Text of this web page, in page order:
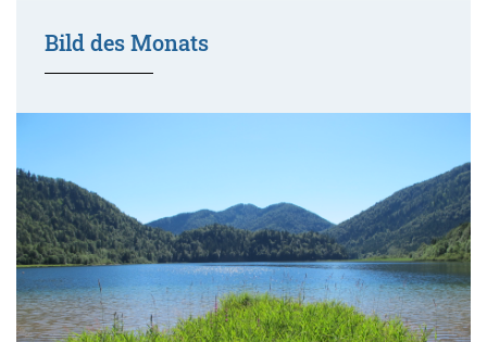
Bild des Monats